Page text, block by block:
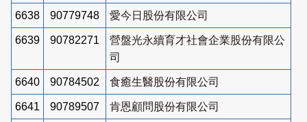
6638 90779748 愛今日股份有限公司
6639 90782271
營盤光永續育才社會企業股份有限公
司
6640 90784502 食癒生醫股份有限公司
6641 90789507 肯恩顧問股份有限公司